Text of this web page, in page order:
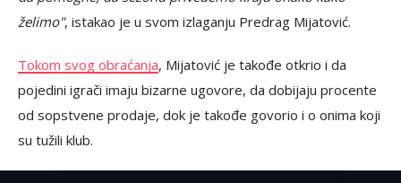
želimo", istakao je u svom izlaganju Predrag Mijatović.
Tokom svog obraćanja, Mijatović je takođe otkrio i da
pojedini igrači imaju bizarne ugovore, da dobijaju procente
od sopstvene prodaje, dok je takođe govorio i o onima koji
su tužili klub.